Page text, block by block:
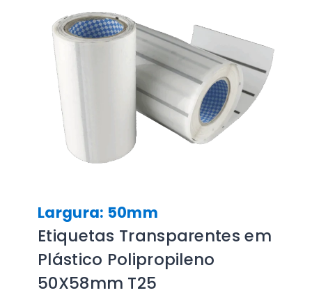
Largura: 50mm
Etiquetas Transparentes em
Plástico Polipropileno
50X58mm T25